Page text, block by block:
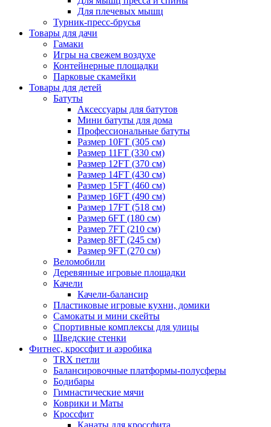
Для плечевых мышц
Турник-пресс-брусья
Товары для дачи
Гамаки
Игры на свежем воздухе
Контейнерные площадки
Парковые скамейки
Товары для детей
Батуты
Аксессуары для батутов
Мини батуты для дома
Профессиональные батуты
Размер 10FT (305 см)
Размер 11FT (330 см)
Размер 12FT (370 см)
Размер 14FT (430 см)
Размер 15FT (460 см)
Размер 16FT (490 см)
Размер 17FT (518 см)
Размер 6FT (180 см)
Размер 7FT (210 см)
Размер 8FT (245 см)
Размер 9FT (270 см)
Веломобили
Деревянные игровые площадки
Качели
Качели-балансир
Пластиковые игровые кухни, домики
Самокаты и мини скейты
Спортивные комплексы для улицы
Шведские стенки
Фитнес, кроссфит и аэробика
TRX петли
Балансировочные платформы-полусферы
Бодибары
Гимнастические мячи
Коврики и Маты
Кроссфит
Канаты для кроссфита